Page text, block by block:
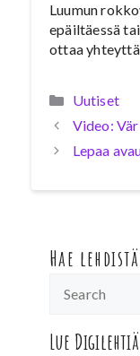
Luumun
epäiltäessä
ottaa
Kategoriat
Uutiset
Video:
Lepaa
Hae lehdistä
Lue